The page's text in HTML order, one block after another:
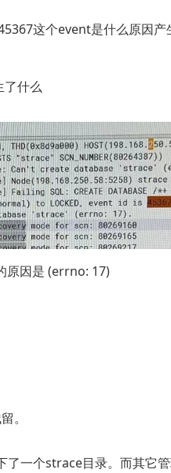
这个event是什么原因产
了什么
原因是 (errno: 17)
。
一个strace目录。而其它管